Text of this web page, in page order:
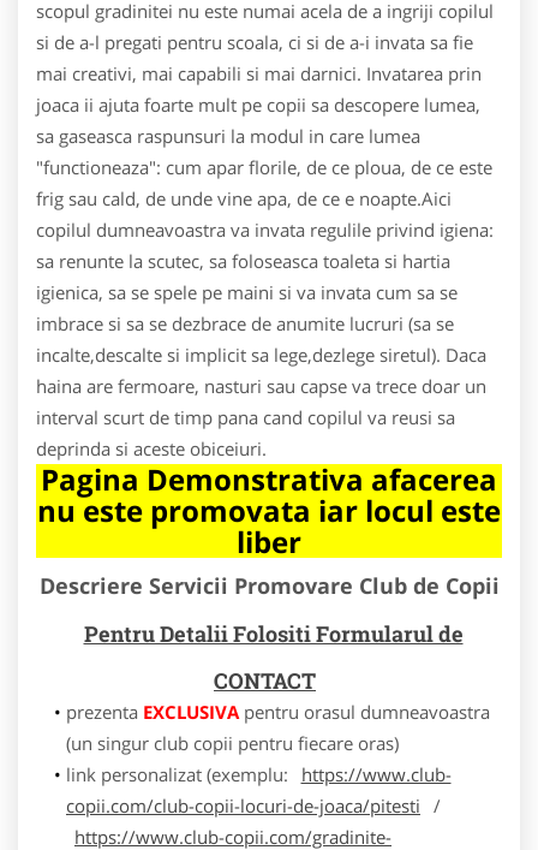
scopul gradinitei nu este numai acela de a ingriji copilul
si de a-l pregati pentru scoala, ci si de a-i invata sa fie
mai creativi, mai capabili si mai darnici. Invatarea prin
joaca ii ajuta foarte mult pe copii sa descopere lumea,
sa gaseasca raspunsuri la modul in care lumea
"functioneaza": cum apar florile, de ce ploua, de ce este
frig sau cald, de unde vine apa, de ce e noapte.Aici
copilul dumneavoastra va invata regulile privind igiena:
sa renunte la scutec, sa foloseasca toaleta si hartia
igienica, sa se spele pe maini si va invata cum sa se
imbrace si sa se dezbrace de anumite lucruri (sa se
incalte,descalte si implicit sa lege,dezlege siretul). Daca
haina are fermoare, nasturi sau capse va trece doar un
interval scurt de timp pana cand copilul va reusi sa
deprinda si aceste obiceiuri.
Pagina Demonstrativa afacerea
nu este promovata iar locul este
liber
Descriere Servicii Promovare Club de Copii
Pentru Detalii Folositi Formularul de
CONTACT
prezenta EXCLUSIVApentru orasul dumneavoastra
(un singur club copii pentru fiecare oras)
link personalizat (exemplu:
https://www.club-
copii.com/club-copii-locuri-de-joaca/pitesti /
https://www.club-copii.com/gradinite-